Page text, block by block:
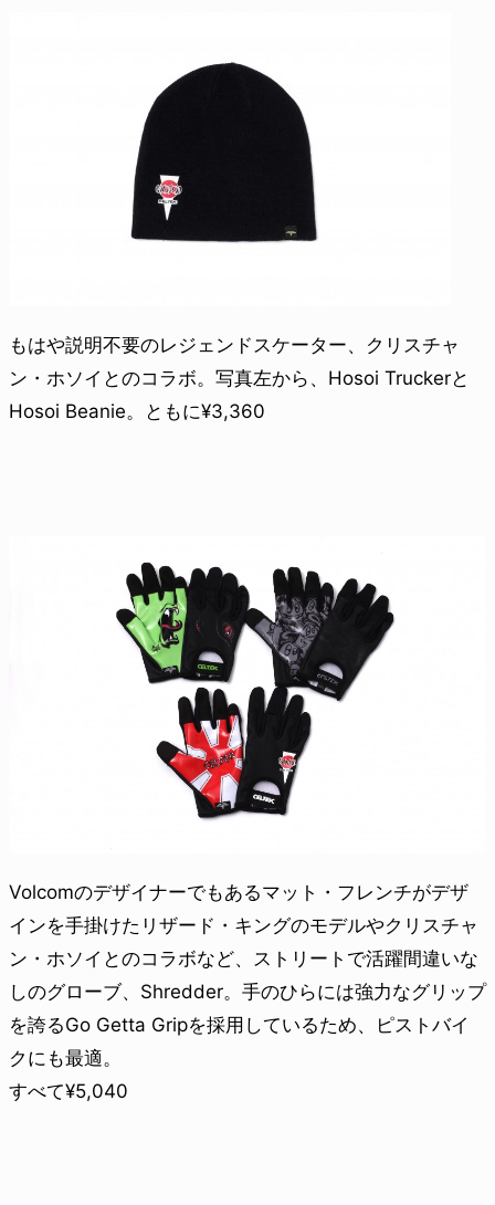
もはや説明不要のレジェンドスケーター、クリスチャ
ン・ホソイとのコラボ。写真左から、Hosoi Truckerと
Hosoi Beanie。ともに¥3,360
Volcomのデザイナーでもあるマット・フレンチがデザ
インを手掛けたリザード・キングのモデルやクリスチャ
ン・ホソイとのコラボなど、ストリートで活躍間違いな
しのグローブ、Shredder。手のひらには強力なグリップ
を誇るGo Getta Gripを採用しているため、ピストバイ
クにも最適。
すべて¥5,040